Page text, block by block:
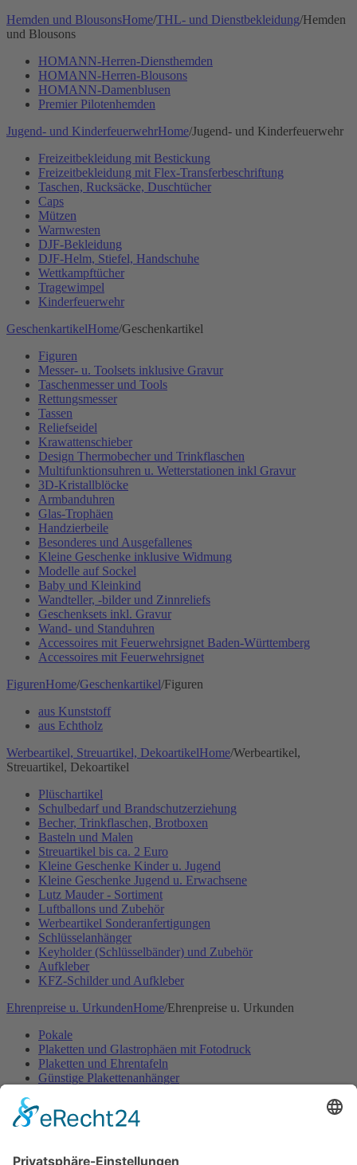
Hemden und BlousonsHome/THL- und Dienstbekleidung/Hemden
und Blousons
HOMANN-Herren-Diensthemden
HOMANN-Herren-Blousons
HOMANN-Damenblusen
Premier Pilotenhemden
Jugend- und KinderfeuerwehrHome/Jugend- und Kinderfeuerwehr
Freizeitbekleidung mit Bestickung
Freizeitbekleidung mit Flex-Transferbeschriftung
Taschen, Rucksäcke, Duschtücher
Caps
Mützen
Warnwesten
DJF-Bekleidung
DJF-Helm, Stiefel, Handschuhe
Wettkampftücher
Tragewimpel
Kinderfeuerwehr
GeschenkartikelHome/Geschenkartikel
Figuren
Messer- u. Toolsets inklusive Gravur
Taschenmesser und Tools
Rettungsmesser
Tassen
Reliefseidel
Krawattenschieber
Design Thermobecher und Trinkflaschen
Multifunktionsuhren u. Wetterstationen inkl Gravur
3D-Kristallblöcke
Armbanduhren
Glas-Trophäen
Handzierbeile
Besonderes und Ausgefallenes
Kleine Geschenke inklusive Widmung
Modelle auf Sockel
Baby und Kleinkind
Wandteller, -bilder und Zinnreliefs
Geschenksets inkl. Gravur
Wand- und Standuhren
Accessoires mit Feuerwehrsignet Baden-Württemberg
Accessoires mit Feuerwehrsignet
FigurenHome/Geschenkartikel/Figuren
aus Kunststoff
aus Echtholz
Werbeartikel, Streuartikel, DekoartikelHome/Werbeartikel,
Streuartikel, Dekoartikel
Plüschartikel
Schulbedarf und Brandschutzerziehung
Becher, Trinkflaschen, Brotboxen
Basteln und Malen
Streuartikel bis ca. 2 Euro
Kleine Geschenke Kinder u. Jugend
Kleine Geschenke Jugend u. Erwachsene
Lutz Mauder - Sortiment
Luftballons und Zubehör
Werbeartikel Sonderanfertigungen
Schlüsselanhänger
Keyholder (Schlüsselbänder) und Zubehör
Aufkleber
KFZ-Schilder und Aufkleber
Ehrenpreise u. UrkundenHome/Ehrenpreise u. Urkunden
Pokale
Plaketten und Glastrophäen mit Fotodruck
Plaketten und Ehrentafeln
Günstige Plakettenanhänger
Ehrenpreisständer u. -figuren
Ehrenpreisständer Acryl GÜNSTIG